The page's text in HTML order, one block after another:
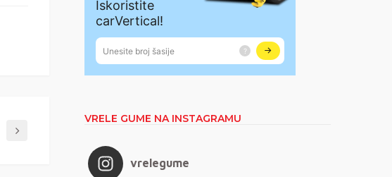
VRELE GUME NA INSTAGRAMU
vrelegume